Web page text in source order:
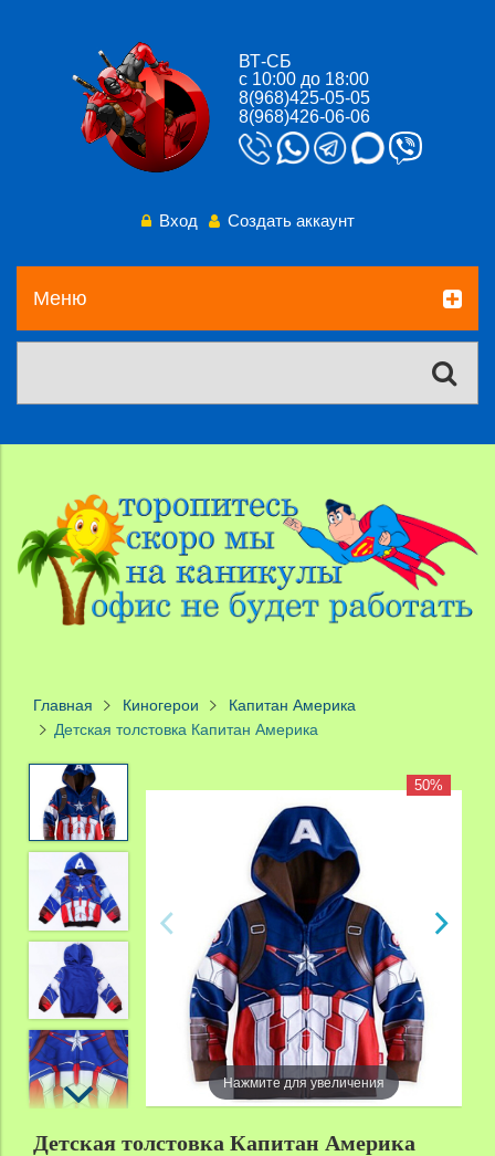
ВТ-СБ
с 10:00 до 18:00
8(968)425-05-05
8(968)426-06-06
Вход Создать аккаунт
Меню
Главная Киногерои
Капитан Америка
Детская толстовка Капитан Америка
50%
Нажмите для увеличения
Детская толстовка Капитан Америка